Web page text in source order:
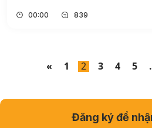
00:00 839
« 1 2 3 4 5
Đăng ký để